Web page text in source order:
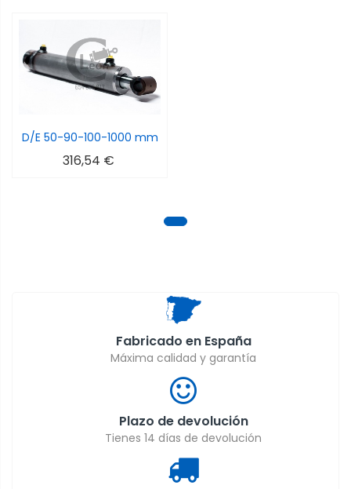
D/E 50-90-100-1000 mm
316,54 €
Fabricado en España
Máxima calidad y garantía
Plazo de devolución
Tienes 14 días de devolución